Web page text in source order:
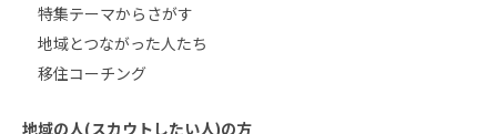
特集テーマからさがす
地域とつながった人たち
移住コーチング
地域の人(スカウトしたい人)の方